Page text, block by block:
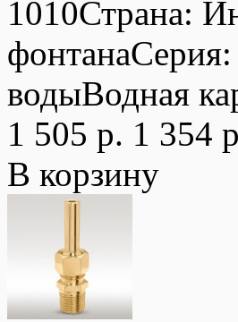
1010Страна:
фонтанаСерия:
водыВодная
1 505 р. 1 354
В корзину